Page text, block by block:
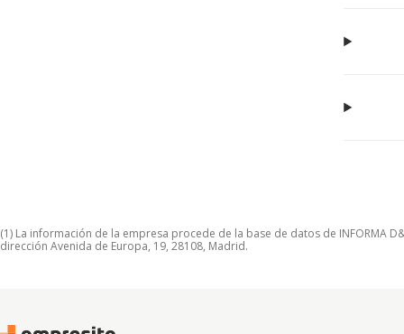
(1) La información de la empresa procede de la base de datos de INFORMA
dirección Avenida de Europa, 19, 28108, Madrid.